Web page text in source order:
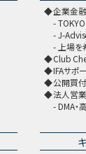
企業金融
J-
上場
Club
IFAサポ
公開買付
法人営業
DMA・